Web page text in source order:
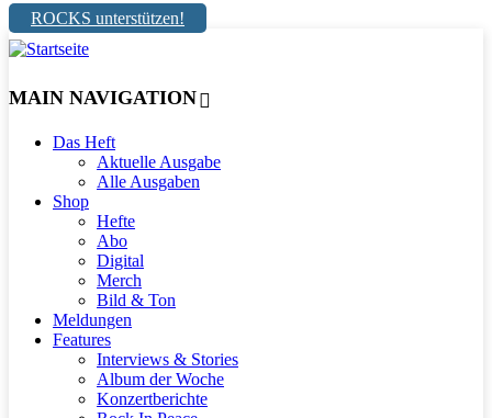
ROCKS unterstützen!
MAIN NAVIGATION
Das Heft
Aktuelle Ausgabe
Alle Ausgaben
Shop
Hefte
Abo
Digital
Merch
Bild & Ton
Meldungen
Features
Interviews & Stories
Album der Woche
Konzertberichte